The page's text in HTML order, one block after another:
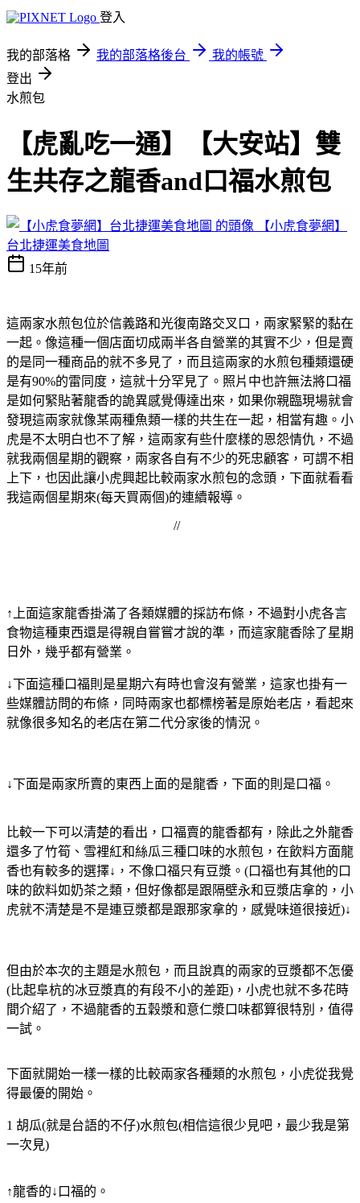
登入
我的部落格 我的部落格後台
我的帳號
登出
水煎包
【虎亂吃一通】【大安站】雙
生共存之龍香and口福水煎包
【小虎食夢網】
台北捷運美食地圖
15年前
這兩家水煎包位於信義路和光復南路交叉口，兩家緊緊的黏在
一起。像這種一個店面切成兩半各自營業的其實不少，但是賣
的是同一種商品的就不多見了，而且這兩家的水煎包種類還硬
是有90%的雷同度，這就十分罕見了。照片中也許無法將口福
是如何緊貼著龍香的詭異感覺傳達出來，如果你親臨現場就會
發現這兩家就像某兩種魚類一樣的共生在一起，相當有趣。小
虎是不太明白也不了解，這兩家有些什麼樣的恩怨情仇，不過
就我兩個星期的觀察，兩家各自有不少的死忠顧客，可謂不相
上下，也因此讓小虎興起比較兩家水煎包的念頭，下面就看看
我這兩個星期來(每天買兩個)的連續報導。
//
↑上面這家龍香掛滿了各類媒體的採訪布條，不過對小虎各言
食物這種東西還是得親自嘗嘗才說的準，而這家龍香除了星期
日外，幾乎都有營業。
↓下面這種口福則是星期六有時也會沒有營業，這家也掛有一
些媒體訪問的布條，同時兩家也都標榜著是原始老店，看起來
就像很多知名的老店在第二代分家後的情況。
↓下面是兩家所賣的東西上面的是龍香，下面的則是口福。
比較一下可以清楚的看出，口福賣的龍香都有，除此之外龍香
還多了竹筍、雪裡紅和絲瓜三種口味的水煎包，在飲料方面龍
香也有較多的選擇↓，不像口福只有豆漿。(口福也有其他的口
味的飲料如奶茶之類，但好像都是跟隔壁永和豆漿店拿的，小
虎就不清楚是不是連豆漿都是跟那家拿的，感覺味道很接近)↓
但由於本次的主題是水煎包，而且說真的兩家的豆漿都不怎優
(比起阜杭的冰豆漿真的有段不小的差距)，小虎也就不多花時
間介紹了，不過龍香的五穀漿和意仁漿口味都算很特別，值得
一試。
下面就開始一樣一樣的比較兩家各種類的水煎包，小虎從我覺
得最優的開始。
1 胡瓜(就是台語的不仔)水煎包(相信這很少見吧，最少我是第
一次見)
↑龍香的↓口福的。